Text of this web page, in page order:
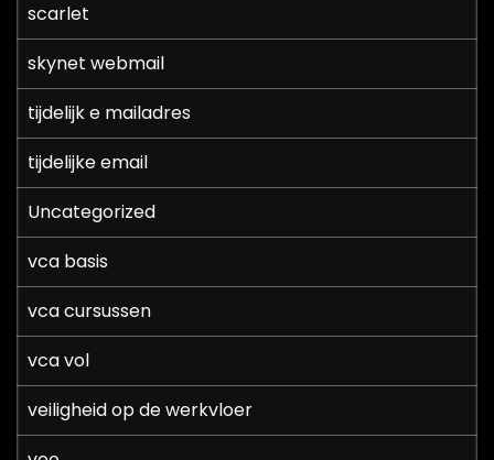
scarlet
skynet webmail
tijdelijk e mailadres
tijdelijke email
Uncategorized
vca basis
vca cursussen
vca vol
veiligheid op de werkvloer